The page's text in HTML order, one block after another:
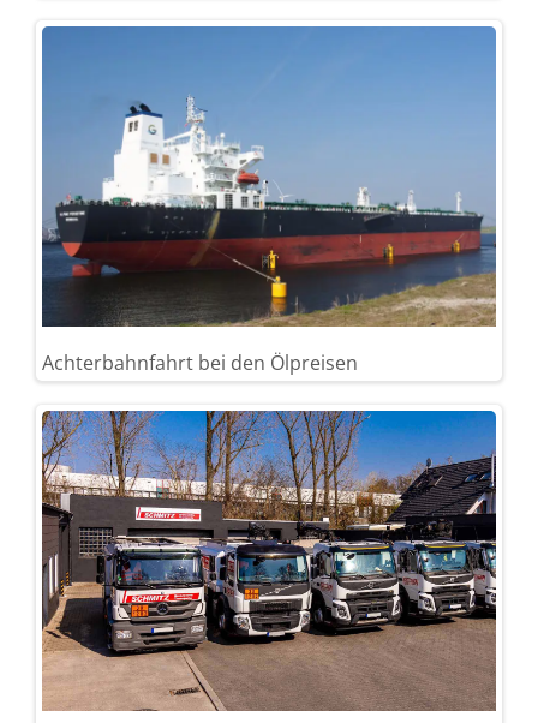
Achterbahnfahrt bei den Ölpreisen